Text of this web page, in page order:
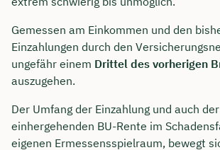
Gemessen am Einkommen und den
Einzahlungen durch den
ungefähr einem Drittel des vorherigen
auszugehen.
Der Umfang der Einzahlung und auch
einhergehenden BU-Rente im
eigenen Ermessensspielraum, bewegt